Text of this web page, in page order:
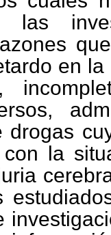
en
drogas
la